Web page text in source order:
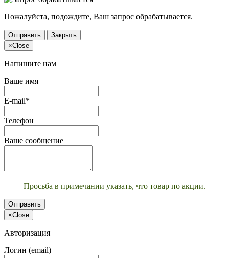
Пожалуйста, подождите, Ваш запрос обрабатывается.
Отправить
Закрыть
×Close
Напишите нам
Ваше имя
E-mail*
Телефон
Ваше сообщение
Просьба в примечании указать, что товар по акции.
Отправить
×Close
Авторизация
Логин (email)